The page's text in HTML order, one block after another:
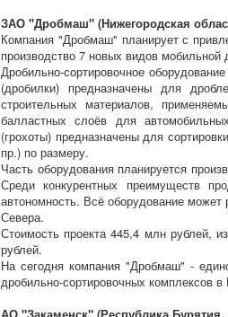
ЗАО "Дробмаш" (Нижегородская
Компания "Дробмаш" планирует с
производство 7 новых видов мобильной
Дробильно-сортировочное
(дробилки) предназначены для
строительных материалов,
балластных слоёв для
(грохоты) предназначены для
пр.) по размеру.
Часть оборудования планируется
Среди конкурентных преимуществ
автономность. Всё оборудование может
Севера.
Стоимость проекта 445,4 млн рублей,
рублей.
На сегодня компания "Дробмаш" -
дробильно-сортировочных комплексов